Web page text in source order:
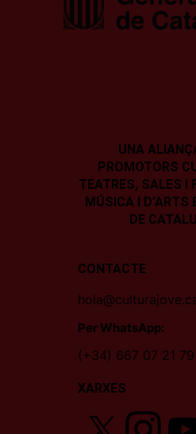
UNA
PROMOTORS
TEATRES, SALES I
MÚSICA I D’ARTS
DE
CONTACTE
Per WhatsApp:
(+34) 667 07 21 79
XARXES